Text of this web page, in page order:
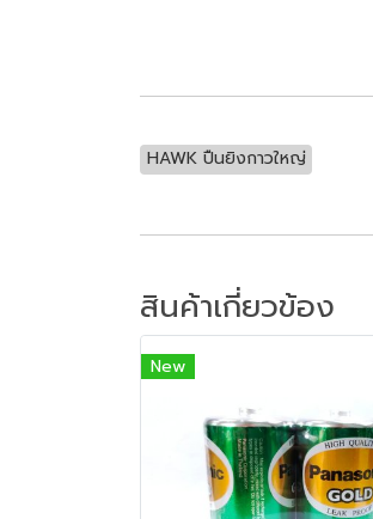
HAWK ปืนยิงกาวใหญ่
สินค้าเกี่ยวข้อง
New